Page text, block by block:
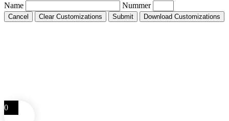
Name Nummer
Cancel Clear Customizations Submit Download Customizations
0